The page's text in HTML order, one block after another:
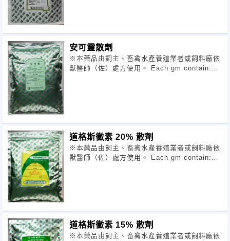
安可靈散劑
※本藥品由飼主、畜禽水產養殖業者或飼料廠依
獸醫師（佐）處方使用。 Each gm contain:
道格斯黴素 20% 散劑
※本藥品由飼主、畜禽水產養殖業者或飼料廠依
獸醫師（佐）處方使用。 Each gm contain:
道格斯黴素 15% 散劑
※本藥品由飼主、畜禽水產養殖業者或飼料廠依